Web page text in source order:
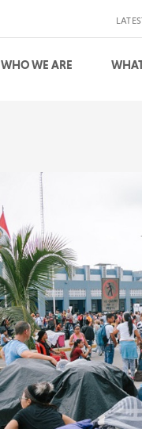
WHO WE ARE